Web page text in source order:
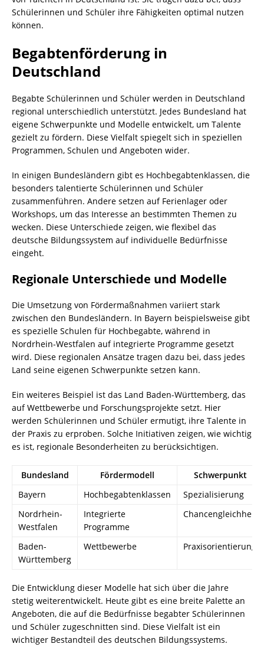
Schülerinnen und Schüler ihre Fähigkeiten optimal nutzen
können.
Begabtenförderung in
Deutschland
Begabte Schülerinnen und Schüler werden in Deutschland
regional unterschiedlich unterstützt. Jedes Bundesland hat
eigene Schwerpunkte und Modelle entwickelt, um Talente
gezielt zu fördern. Diese Vielfalt spiegelt sich in speziellen
Programmen, Schulen und Angeboten wider.
In einigen Bundesländern gibt es Hochbegabtenklassen, die
besonders talentierte Schülerinnen und Schüler
zusammenführen. Andere setzen auf Ferienlager oder
Workshops, um das Interesse an bestimmten Themen zu
wecken. Diese Unterschiede zeigen, wie flexibel das
deutsche Bildungssystem auf individuelle Bedürfnisse
eingeht.
Regionale Unterschiede und Modelle
Die Umsetzung von Fördermaßnahmen variiert stark
zwischen den Bundesländern. In Bayern beispielsweise gibt
es spezielle Schulen für Hochbegabte, während in
Nordrhein-Westfalen auf integrierte Programme gesetzt
wird. Diese regionalen Ansätze tragen dazu bei, dass jedes
Land seine eigenen Schwerpunkte setzen kann.
Ein weiteres Beispiel ist das Land Baden-Württemberg, das
auf Wettbewerbe und Forschungsprojekte setzt. Hier
werden Schülerinnen und Schüler ermutigt, ihre Talente in
der Praxis zu erproben. Solche Initiativen zeigen, wie wichtig
es ist, regionale Besonderheiten zu berücksichtigen.
Bundesland Fördermodell
Schwerpunkt
Bayern
Hochbegabtenklassen
Spezialisierung
Nordrhein-
Westfalen
Integrierte
Programme
Chancengleichheit
Baden-
Württemberg
Wettbewerbe Praxisorientierung
Die Entwicklung dieser Modelle hat sich über die Jahre
stetig weiterentwickelt. Heute gibt es eine breite Palette an
Angeboten, die auf die Bedürfnisse begabter Schülerinnen
und Schüler zugeschnitten sind. Diese Vielfalt ist ein
wichtiger Bestandteil des deutschen Bildungssystems.